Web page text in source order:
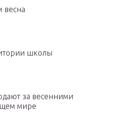
весна
школы
за весенними
мире